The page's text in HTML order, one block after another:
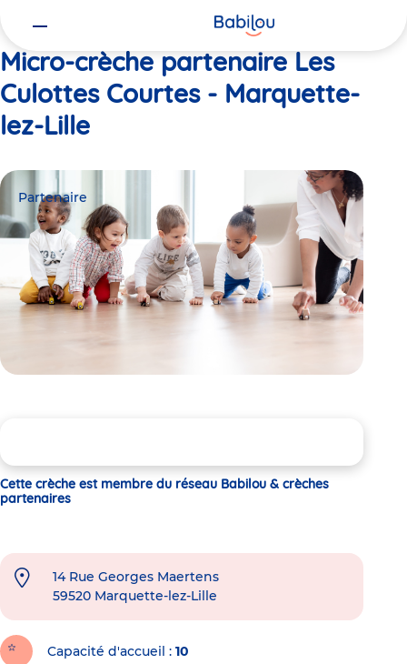
Micro-crèche partenaire Les
Culottes Courtes - Marquette-
lez-Lille
Partenaire
Cette crèche est membre du réseau Babilou & crèches
partenaires
14 Rue Georges Maertens
59520 Marquette-lez-Lille
Capacité d'accueil 10